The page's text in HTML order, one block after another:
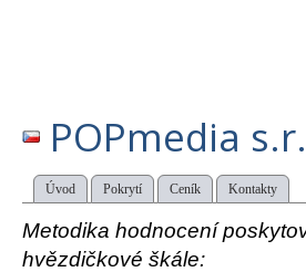
POPmedia
Úvod Pokrytí Ceník Kontakty
Metodika hodnocení
hvězdičkové škále: